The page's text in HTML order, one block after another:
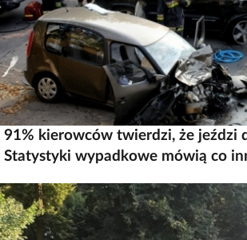
91% kierowców twierdzi, że jeździ
Statystyki wypadkowe mówią co